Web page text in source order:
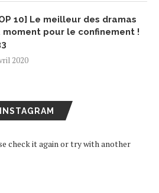
10] Le meilleur des dramas
moment pour le confinement !
2020
INSTAGRAM
check it again or try with another